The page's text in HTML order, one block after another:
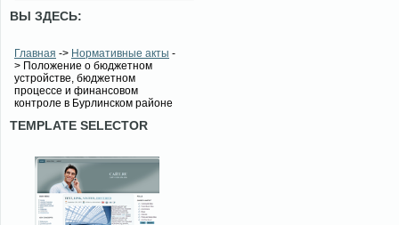
ВЫ ЗДЕСЬ:
Главная -> Нормативные акты -
> Положение о бюджетном
устройстве, бюджетном
процессе и финансовом
контроле в Бурлинском районе
TEMPLATE SELECTOR